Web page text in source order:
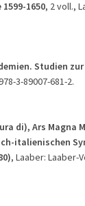
1650, 2 voll.,
Studien
3-89007-681-2.
di), Ars Magna
italienischen
, Laaber: Laaber-